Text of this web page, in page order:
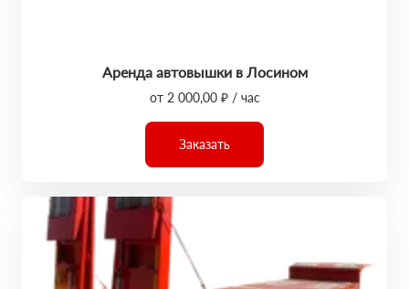
Аренда автовышки в Лосином
от 2 000,00 ₽ / час
Заказать